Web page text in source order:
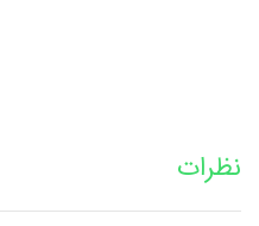
نظرات